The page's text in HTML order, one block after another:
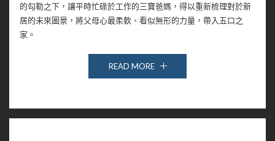
的勾勒之下，讓平時忙碌於工作的三寶爸媽，得以重新梳理對於新
居的未來圖景，將父母心最柔軟、看似無形的力量，帶入五口之
家。
READ MORE